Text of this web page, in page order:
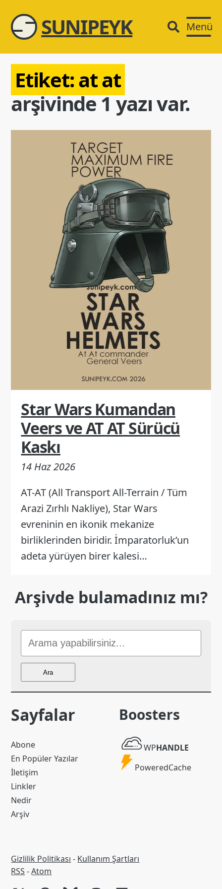
SUNIPEYK Menü
Etiket:at at
arşivinde 1 yazı var.
Star Wars Kumandan
Veers ve AT AT Sürücü
Kaskı
14 Haz 2026
AT-AT (All Transport All-Terrain / Tüm
Arazi Zırhlı Nakliye), Star Wars
evreninin en ikonik mekanize
birliklerinden biridir. İmparatorluk’un
adeta yürüyen birer kalesi…
Arşivde bulamadınız mı?
Sitede
Ara
Ara
Sayfalar
Abone
En Popüler Yazılar
İletişim
Linkler
Nedir
Arşiv
Boosters
WP
Handle
WPHANDLE
Powered
PoweredCache
Gizlilik Politikası - Kullanım Şartları
RSS
RSS -Atom